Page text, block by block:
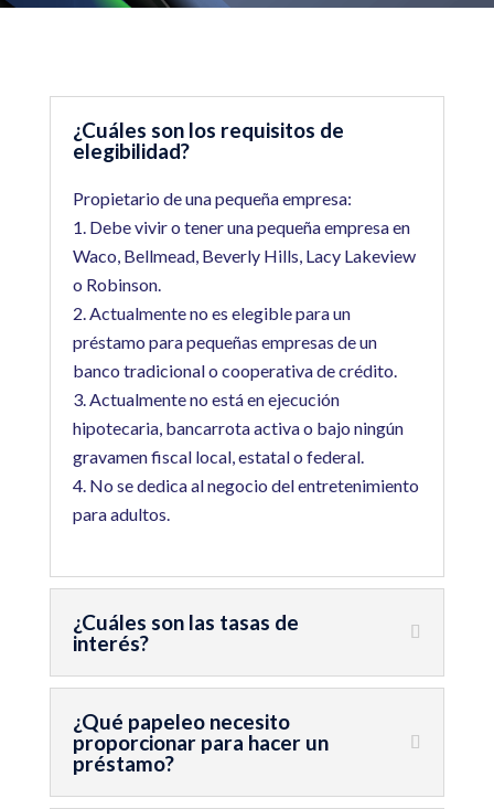
¿Cuáles son los requisitos de
elegibilidad?
Propietario de una pequeña empresa:
Debe vivir o tener una pequeña empresa en
Waco, Bellmead, Beverly Hills, Lacy Lakeview
o Robinson.
Actualmente no es elegible para un
préstamo para pequeñas empresas de un
banco tradicional o cooperativa de crédito.
Actualmente no está en ejecución
hipotecaria, bancarrota activa o bajo ningún
gravamen fiscal local, estatal o federal.
No se dedica al negocio del entretenimiento
para adultos.
¿Cuáles son las tasas de
interés?
¿Qué papeleo necesito
proporcionar para hacer un
préstamo?